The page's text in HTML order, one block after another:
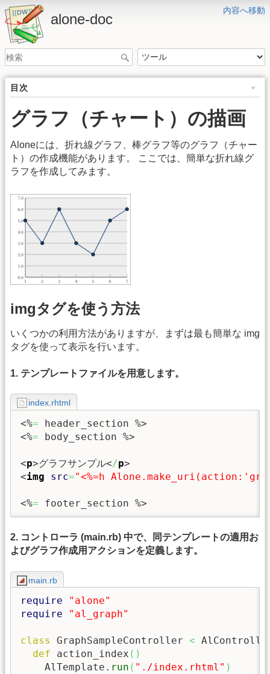
内容へ移動
alone-doc
目次
グラフ（チャート）の描画
Aloneには、折れ線グラフ、棒グラフ等のグラフ（チャー
ト）の作成機能があります。 ここでは、簡単な折れ線グ
ラフを作成してみます。
imgタグを使う方法
いくつかの利用方法がありますが、まずは最も簡単な img
タグを使って表示を行います。
1. テンプレートファイルを用意します。
index.rhtml
<%= header_section %>
<%= body_section %>
<p>グラフサンプル</p>
<img src="<%=h
<%= footer_section %>
2. コントローラ (main.rb) 中で、同テンプレートの適用お
よびグラフ作成用アクションを定義します。
main.rb
require
"alone"
require
"al_graph"
class GraphSampleController <
def action_index ( )
    AlTemplate.
run ( "./index.rhtml" )